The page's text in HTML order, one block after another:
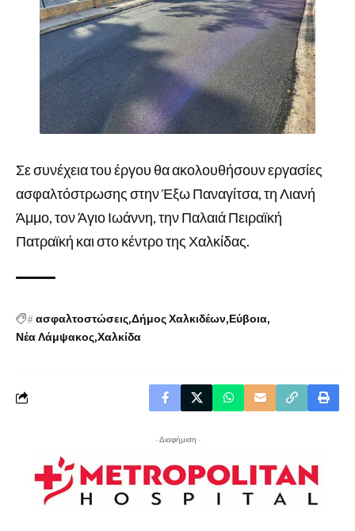
Σε συνέχεια του έργου θα ακολουθήσουν εργασίες
ασφαλτόστρωσης στην Έξω Παναγίτσα, τη Λιανή
Άμμο, τον Άγιο Ιωάννη, την Παλαιά Πειραϊκή
Πατραϊκή και στο κέντρο της Χαλκίδας.
#ασφαλτοστώσεις Δήμος Χαλκιδέων Εύβοια
Νέα Λάμψακος Χαλκίδα
- Διαφήμιση -